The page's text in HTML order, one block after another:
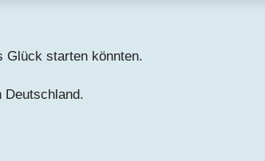
Glück starten könnten.
Deutschland.